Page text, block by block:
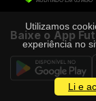
Baixe o App
Utilizamos
experiência no
Li e